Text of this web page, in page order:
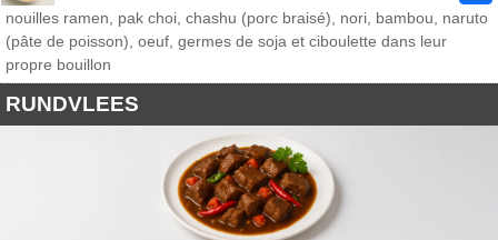
nouilles ramen, pak choi, chashu (porc braisé), nori, bambou, naruto
(pâte de poisson), oeuf, germes de soja et ciboulette dans leur
propre bouillon
RUNDVLEES